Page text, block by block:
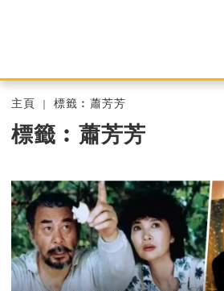
主頁 標籤︰蕭芳芳
標籤︰蕭芳芳